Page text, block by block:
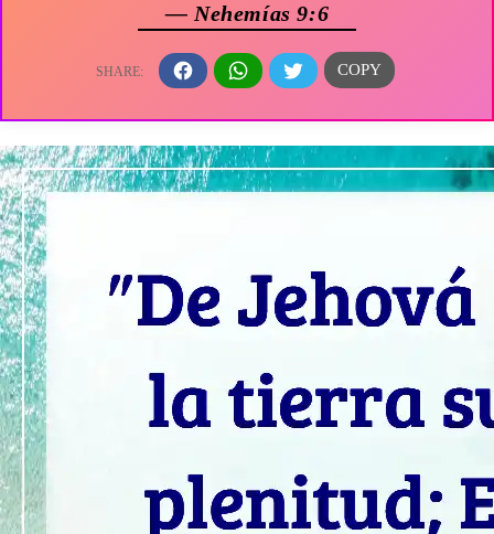
— Nehemías 9:6